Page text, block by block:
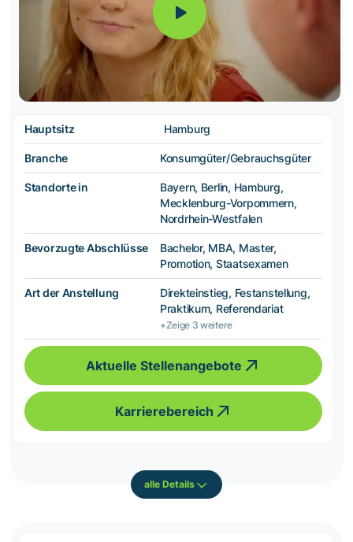
Hauptsitz Hamburg
Branche Konsumgüter/Gebrauchsgüter
Standorte in
Bayern, Berlin, Hamburg,
Mecklenburg-Vorpommern,
Nordrhein-Westfalen
Bevorzugte Abschlüsse
Bachelor, MBA, Master,
Promotion, Staatsexamen
Art der Anstellung
Direkteinstieg, Festanstellung,
Praktikum, Referendariat
+Zeige 3 weitere
Aktuelle Stellenangebote
Karrierebereich
alle Details